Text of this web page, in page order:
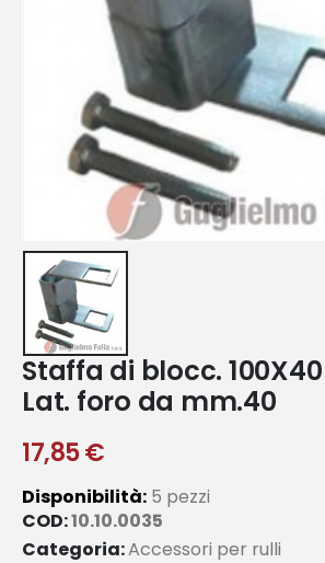
Staffa di blocc.
Lat. foro da mm.40
17,85€
Disponibilità: 5 pezzi
COD:10.10.0035
Categoria:Accessori per rulli